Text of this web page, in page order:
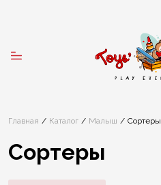
Главная Каталог Малыш Сортеры
Сортеры